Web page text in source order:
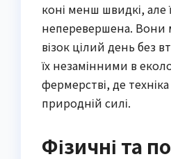
коні менш швидкі, але
неперевершена. Вони
візок цілий день без
їх незамінними в
фермерстві, де
природній силі.
Фізичні та